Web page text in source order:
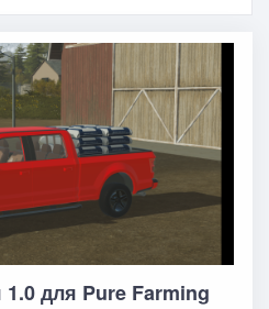
для Pure Farming